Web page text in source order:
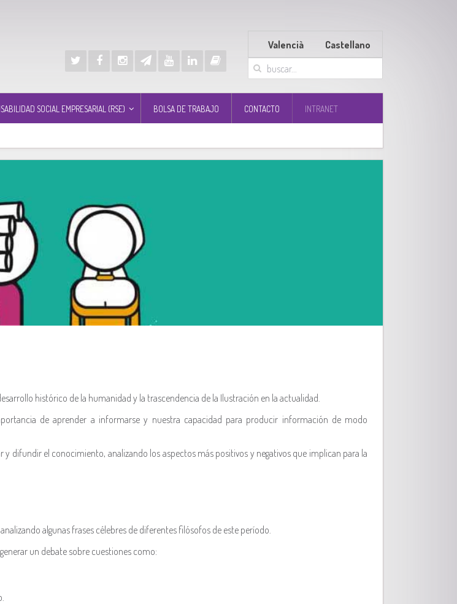
Valencià Castellano
SOCIAL EMPRESARIAL (RSE) BOLSA DE TRABAJO CONTACTO INTRANET
histórico de la humanidad y la trascendencia de la Ilustración en la actualidad.
de aprender a informarse y nuestra capacidad para producir información de modo
difundir el conocimiento, analizando los aspectos más positivos y negativos que implican para la
algunas frases célebres de diferentes filósofos de este período.
un debate sobre cuestiones como: